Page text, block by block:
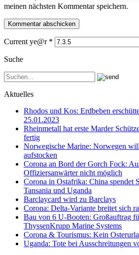
meinen nächsten Kommentar speichern.
Current ye@r *
Suche
Aktuelles
Rhodos und Kos: Erdbeben
25.01.2023
Rheinmetall hat erste Marder
fertig
Norwegische Marine: Norwegen
aufstocken
Corona an Bord der Gorch Fock:
Offiziersanwärter nicht möglich
Corona in Ostafrika: China spendet
Tansania und Uganda
Barclaycard wird zu Barclays
Corona: Delta-Variante breitet sich
Bau von 6 U-Booten: Großauftrag
ThyssenKrupp Marine Systems
Corona & Tourismus: Kein
Uganda: Tote bei Ausschreitungen